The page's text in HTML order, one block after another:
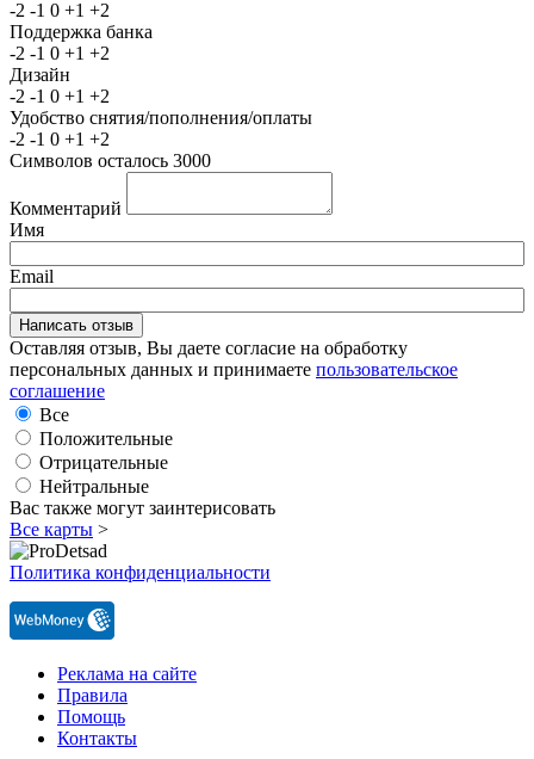
-2 -1 0 +1 +2
Поддержка банка
-2 -1 0 +1 +2
Дизайн
-2 -1 0 +1 +2
Удобство снятия/пополнения/оплаты
-2 -1 0 +1 +2
Символов осталось 3000
Комментарий
Имя
Email
Оставляя отзыв, Вы даете согласие на обработку
персональных данных и принимаете пользовательское
соглашение
Все
Положительные
Отрицательные
Нейтральные
Вас также могут заинтерисовать
Все карты >
Политика конфиденциальности
Реклама на сайте
Правила
Помощь
Контакты